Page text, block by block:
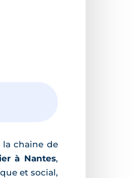
chaine de
à Nantes,
et social,